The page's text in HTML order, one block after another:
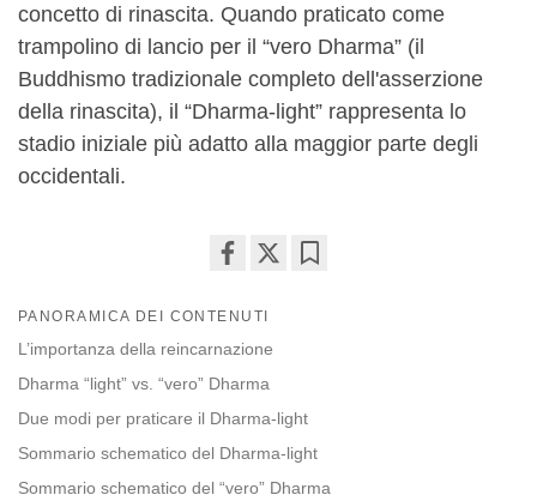
concetto di rinascita. Quando praticato come
trampolino di lancio per il “vero Dharma” (il
Buddhismo tradizionale completo dell'asserzione
della rinascita), il “Dharma-light” rappresenta lo
stadio iniziale più adatto alla maggior parte degli
occidentali.
on
facebook
PANORAMICA DEI CONTENUTI
L’importanza della reincarnazione
Dharma “light” vs. “vero” Dharma
Due modi per praticare il Dharma-light
Sommario schematico del Dharma-light
Sommario schematico del “vero” Dharma